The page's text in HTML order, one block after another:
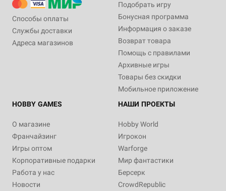
Способы оплаты
Службы доставки
Адреса магазинов
Подобрать игру
Бонусная программа
Информация о заказе
Возврат товара
Помощь с правилами
Архивные игры
Товары без скидки
Мобильное приложение
HOBBY GAMES
О магазине
Франчайзинг
Игры оптом
Корпоративные подарки
Работа у нас
Новости
НАШИ ПРОЕКТЫ
Hobby World
Игрокон
Warforge
Мир фантастики
Берсерк
CrowdRepublic